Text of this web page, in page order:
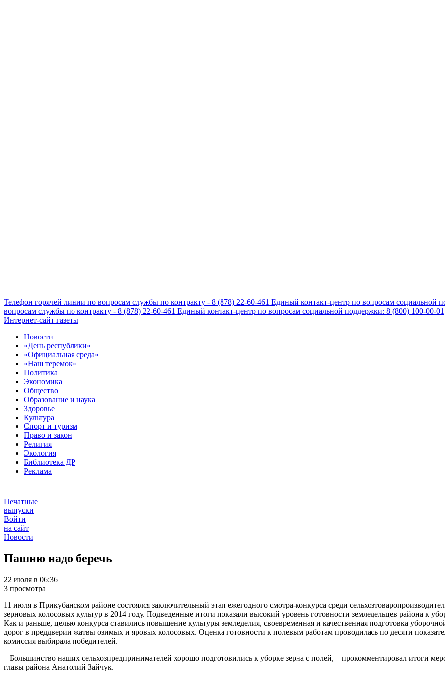
Телефон горячей линии по вопросам службы по контракту - 8 (878) 22-60-461 Единый контакт-центр по вопросам социальной
вопросам службы по контракту - 8 (878) 22-60-461 Единый контакт-центр по вопросам социальной поддержки: 8 (800) 100-00-01
Интернет-сайт газеты
Новости
«День республики»
«Официальная среда»
«Наш теремок»
Политика
Экономика
Общество
Образование и наука
Здоровье
Культура
Спорт и туризм
Право и закон
Религия
Экология
Библиотека ДР
Реклама
Печатные
выпуски
Войти
на сайт
Новости
Пашню надо беречь
22 июля в 06:36
3 просмотра
11 июля в Прикубанском районе состоялся заключительный этап ежегодного смотра-конкурса среди
зерновых колосовых культур в 2014 году. Подведенные итоги показали высокий уровень готовности земледельцев района к
Как и раньше, целью конкурса ставились повышение культуры земледелия, своевременная и качественная подготовка
дорог в преддверии жатвы озимых и яровых колосовых. Оценка готовности к полевым работам проводилась по десяти
комиссия выбирала победителей.
– Большинство наших сельхозпредпринимателей хорошо подготовились к уборке зерна с полей, – прокомментировал итоги
главы района Анатолий Зайчук.